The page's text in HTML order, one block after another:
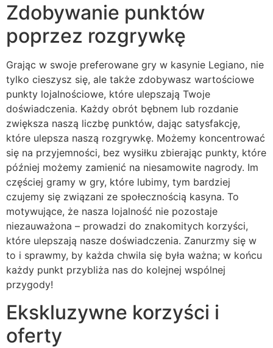
Zdobywanie punktów
poprzez rozgrywkę
Grając w swoje preferowane gry w kasynie Legiano, nie
tylko cieszysz się, ale także zdobywasz wartościowe
punkty lojalnościowe, które ulepszają Twoje
doświadczenia. Każdy obrót bębnem lub rozdanie
zwiększa naszą liczbę punktów, dając satysfakcję,
które ulepsza naszą rozgrywkę. Możemy koncentrować
się na przyjemności, bez wysiłku zbierając punkty, które
później możemy zamienić na niesamowite nagrody. Im
częściej gramy w gry, które lubimy, tym bardziej
czujemy się związani ze społecznością kasyna. To
motywujące, że nasza lojalność nie pozostaje
niezauważona – prowadzi do znakomitych korzyści,
które ulepszają nasze doświadczenia. Zanurzmy się w
to i sprawmy, by każda chwila się była ważna; w końcu
każdy punkt przybliża nas do kolejnej wspólnej
przygody!
Ekskluzywne korzyści i
oferty